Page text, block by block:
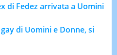
di Fedez arrivata a Uomini
di Uomini e Donne, si